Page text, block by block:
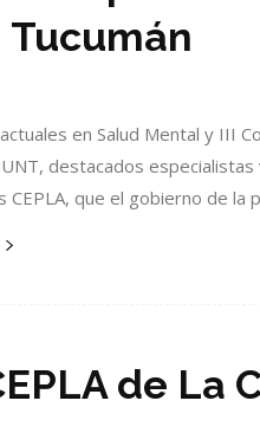
Tucumán
en Salud Mental y III
destacados
que el gobierno de la
de La